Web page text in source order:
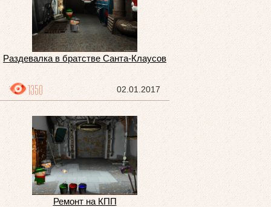
Раздевалка в братстве Санта-Клаусов
02.01.2017
1350
Ремонт на КПП